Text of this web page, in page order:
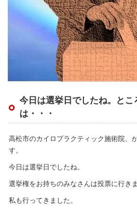
今日は選挙日でしたね。とこ
は・・・
高松市のカイロプラクティック施術院、
す。
今日は選挙日でしたね。
選挙権をお持ちのみなさんは投票に行き
私も行ってきました。